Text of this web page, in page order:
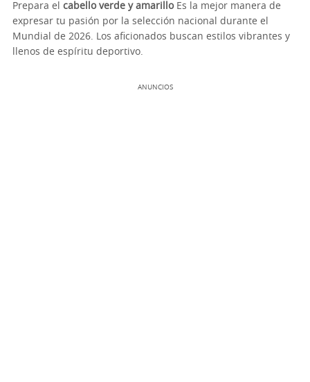
Prepara el cabello verde y amarilloEs la mejor manera de
expresar tu pasión por la selección nacional durante el
Mundial de 2026. Los aficionados buscan estilos vibrantes y
llenos de espíritu deportivo.
ANUNCIOS